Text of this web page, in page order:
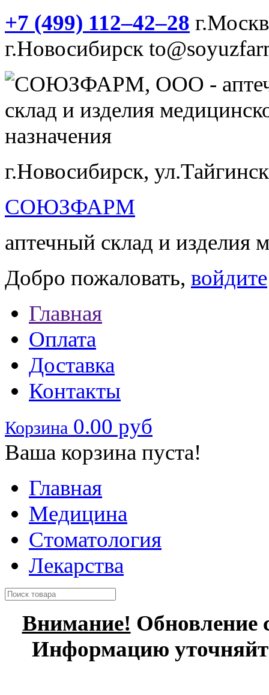
+7 (499) 112‒42‒28
г.Новосибирск
г.Новосибирск,
СОЮЗФАРМ
аптечный склад и изделия
Добро пожаловать, войдите
Главная
Оплата
Доставка
Контакты
Корзина 0.00 руб
Ваша корзина пуста!
Главная
Медицина
Стоматология
Лекарства
Внимание! Обновление
Информацию